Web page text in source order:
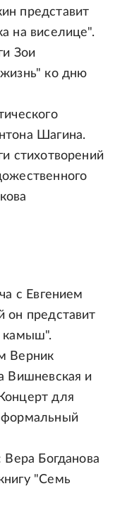
представит
на виселице".
Зои
жизнь" ко дню
Шагина.
стихотворений
с Евгением
он представит
камыш".
Верник
Вишневская и
для
Богданова
"Семь